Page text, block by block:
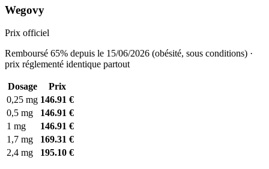
Wegovy
Prix officiel
Remboursé 65% depuis le 15/06/2026 (obésité, sous conditions) ·
prix réglementé identique partout
Dosage
Prix
0,25 mg 146.91 €
0,5 mg
146.91 €
1 mg
146.91 €
1,7 mg
169.31 €
2,4 mg
195.10 €